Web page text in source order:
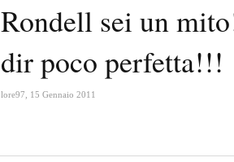
Rondell sei un
dir poco perfetta!!!
lore97 15 Gennaio 2011